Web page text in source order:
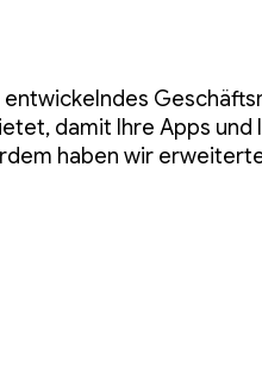
damit Ihre Apps und
haben wir
skalieren können.